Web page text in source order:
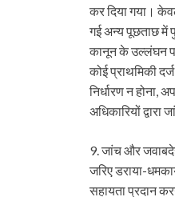
कर दिया गया।
गई अन्य पूछताछ में
कानून के उल्लंघन
कोई प्राथमिकी
निर्धारण न
अधिकारियों
9. जांच और
जरिए डराया-
सहायता प्रदान